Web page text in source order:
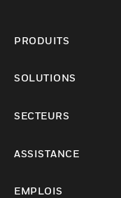
PRODUITS
SOLUTIONS
SECTEURS
ASSISTANCE
EMPLOIS